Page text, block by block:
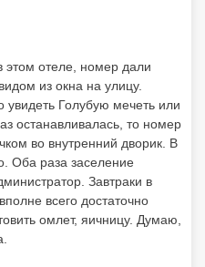
этом отеле, номер дали
из окна на улицу.
Голубую мечеть или
останавливалась, то номер
во внутренний дворик. В
Оба раза заселение
Завтраки в
всего достаточно
омлет, яичницу. Думаю,